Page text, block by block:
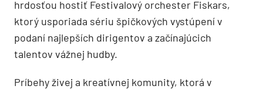
hrdosťou hostiť Festivalový orchester Fiskars,
ktorý usporiada sériu špičkových vystúpení v
podaní najlepších dirigentov a začínajúcich
talentov vážnej hudby.
Príbehy živej a kreatívnej komunity, ktorá v